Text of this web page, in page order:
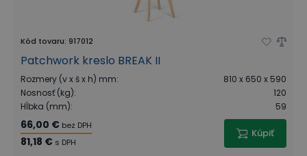
Kód tovaru: 917012
Patchwork kreslo BREAK II
Rozmery (v x š x h) mm:
810 x 650 x 590
Nosnosť (kg):
120
Hĺbka (mm): 59
66,00 € bez DPH
81,18 € s DPH
Kúpiť